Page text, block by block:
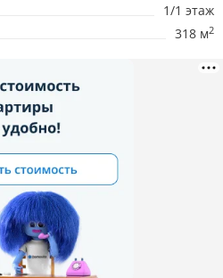
1/1 этаж
318 м2